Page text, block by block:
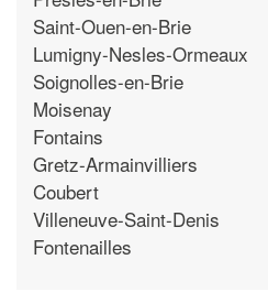
Saint-Ouen-en-Brie
Lumigny-Nesles-Ormeaux
Soignolles-en-Brie
Moisenay
Fontains
Gretz-Armainvilliers
Coubert
Villeneuve-Saint-Denis
Fontenailles